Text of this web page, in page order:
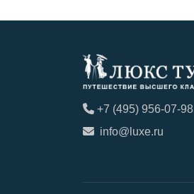
+7 (495) 956-07-98
info@luxe.ru